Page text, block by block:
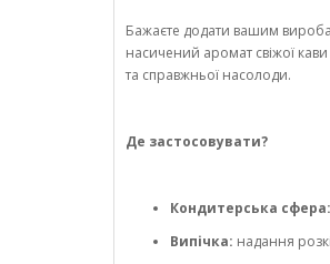
Бажаєте додати вашим
насичений аромат свіжої
та справжньої насолоди.
Де застосовувати?
Кондитерська сфера:
Випічка: надання